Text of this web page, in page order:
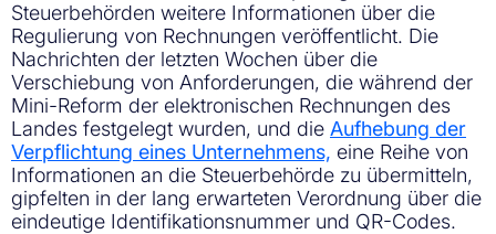
Steuerbehörden weitere Informationen über die
Regulierung von Rechnungen veröffentlicht. Die
Nachrichten der letzten Wochen über die
Verschiebung von Anforderungen, die während der
Mini-Reform der elektronischen Rechnungen des
Landes festgelegt wurden, und die Aufhebung der
Verpflichtung eines Unternehmens, eine Reihe von
Informationen an die Steuerbehörde zu übermitteln,
gipfelten in der lang erwarteten Verordnung über die
eindeutige Identifikationsnummer und QR-Codes.